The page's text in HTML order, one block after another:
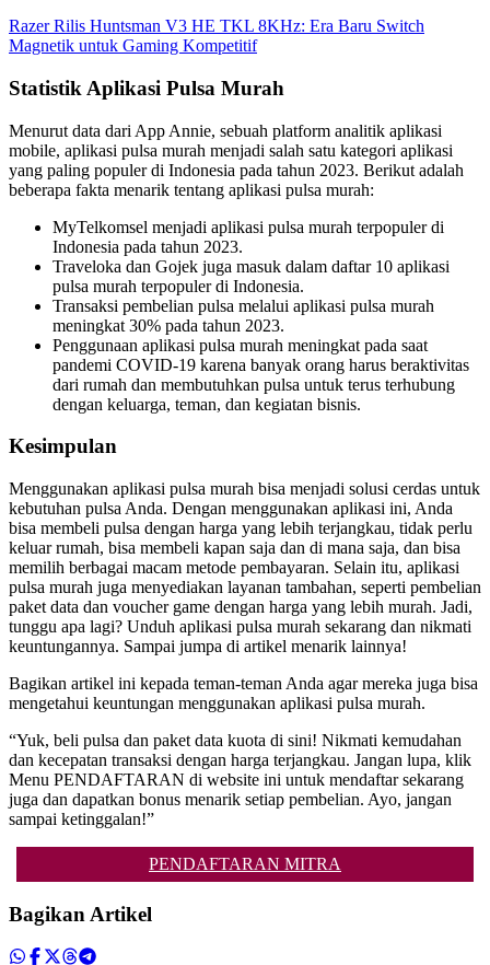
Razer Rilis Huntsman V3 HE TKL 8KHz: Era Baru Switch
Magnetik untuk Gaming Kompetitif
Statistik Aplikasi Pulsa Murah
Menurut data dari App Annie, sebuah platform analitik aplikasi
mobile, aplikasi pulsa murah menjadi salah satu kategori aplikasi
yang paling populer di Indonesia pada tahun 2023. Berikut adalah
beberapa fakta menarik tentang aplikasi pulsa murah:
MyTelkomsel menjadi aplikasi pulsa murah terpopuler di
Indonesia pada tahun 2023.
Traveloka dan Gojek juga masuk dalam daftar 10 aplikasi
pulsa murah terpopuler di Indonesia.
Transaksi pembelian pulsa melalui aplikasi pulsa murah
meningkat 30% pada tahun 2023.
Penggunaan aplikasi pulsa murah meningkat pada saat
pandemi COVID-19 karena banyak orang harus beraktivitas
dari rumah dan membutuhkan pulsa untuk terus terhubung
dengan keluarga, teman, dan kegiatan bisnis.
Kesimpulan
Menggunakan aplikasi pulsa murah bisa menjadi solusi cerdas untuk
kebutuhan pulsa Anda. Dengan menggunakan aplikasi ini, Anda
bisa membeli pulsa dengan harga yang lebih terjangkau, tidak perlu
keluar rumah, bisa membeli kapan saja dan di mana saja, dan bisa
memilih berbagai macam metode pembayaran. Selain itu, aplikasi
pulsa murah juga menyediakan layanan tambahan, seperti pembelian
paket data dan voucher game dengan harga yang lebih murah. Jadi,
tunggu apa lagi? Unduh aplikasi pulsa murah sekarang dan nikmati
keuntungannya. Sampai jumpa di artikel menarik lainnya!
Bagikan artikel ini kepada teman-teman Anda agar mereka juga bisa
mengetahui keuntungan menggunakan aplikasi pulsa murah.
“Yuk, beli pulsa dan paket data kuota di sini! Nikmati kemudahan
dan kecepatan transaksi dengan harga terjangkau. Jangan lupa, klik
Menu PENDAFTARAN di website ini untuk mendaftar sekarang
juga dan dapatkan bonus menarik setiap pembelian. Ayo, jangan
sampai ketinggalan!”
PENDAFTARAN MITRA
Bagikan Artikel